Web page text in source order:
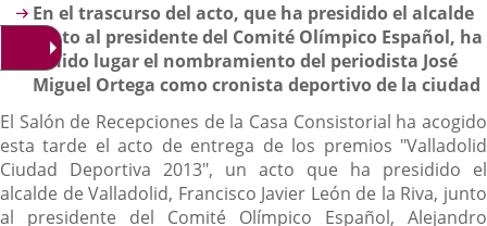
En el trascurso del acto, que ha presidido el alcalde
junto al presidente del Comité Olímpico Español, ha
tenido lugar el nombramiento del periodista José
Miguel Ortega como cronista deportivo de la ciudad
El Salón de Recepciones de la Casa Consistorial ha acogido
esta tarde el acto de entrega de los premios "Valladolid
Ciudad Deportiva 2013", un acto que ha presidido el
alcalde de Valladolid, Francisco Javier León de la Riva, junto
al presidente del Comité Olímpico Español, Alejandro